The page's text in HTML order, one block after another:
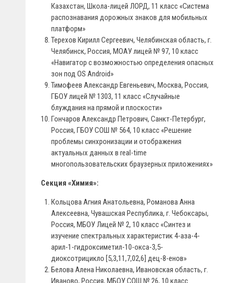
Казахстан, Школа-лицей ЛОРД, 11 класс «Система
распознавания дорожных знаков для мобильных
платформ»
Терехов Кирилл Сергеевич, Челябинская область, г.
Челябинск, Россия, МОАУ лицей № 97, 10 класс
«Навигатор с возможностью определения опасных
зон под OS Android»
Тимофеев Александр Евгеньевич, Москва, Россия,
ГБОУ лицей № 1303, 11 класс «Случайные
блуждания на прямой и плоскости»
Гончаров Александр Петрович, Санкт-Петербург,
Россия, ГБОУ СОШ № 564, 10 класс «Решение
проблемы синхронизации и отображения
актуальных данных в real-time
многопользовательских браузерных приложениях»
Секция «Химия»:
Кольцова Агния Анатольевна, Романова Анна
Алексеевна, Чувашская Республика, г. Чебоксары,
Россия, МБОУ Лицей № 2, 10 класс «Синтез и
изучение спектральных характеристик 4-аза-4-
арил-1-гидроксиметил-10-окса-3,5-
диоксотрицикло [5,3,11,7,02,6] дец-8-енов»
Белова Алена Николаевна, Ивановская область, г.
Иваново, Россия, МБОУ СОШ № 26, 10 класс